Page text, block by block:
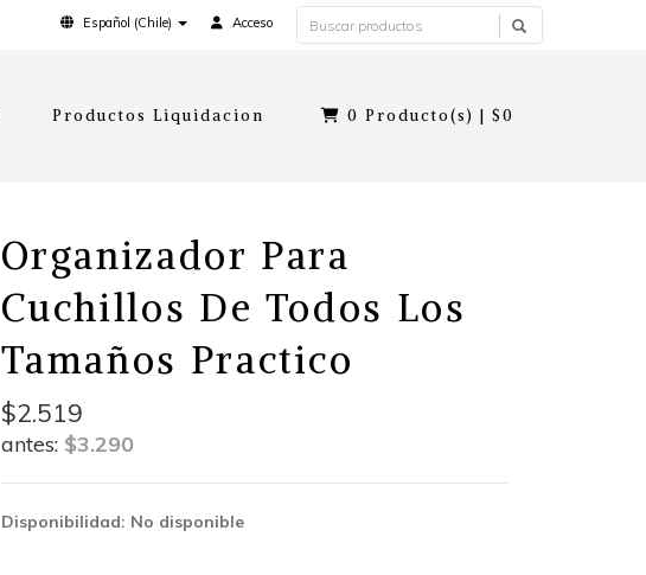
Español (Chile) Acceso
Productos Liquidacion 0 Producto(s) |$0
Organizador Para
Cuchillos De Todos Los
Tamaños Practico
$2.519
antes: $3.290
Disponibilidad: No disponible